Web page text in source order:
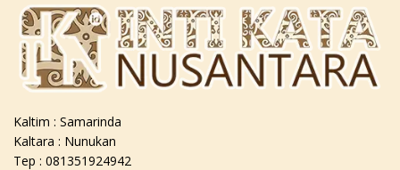
Kaltim : Samarinda
Kaltara : Nunukan
Tep : 081351924942